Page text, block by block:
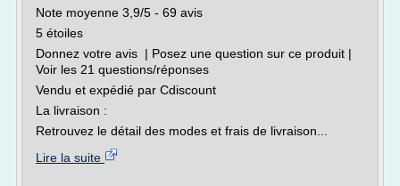
Note moyenne 3,9/5 - 69 avis
5 étoiles
Donnez votre avis | Posez une question sur ce produit |
Voir les 21 questions/réponses
Vendu et expédié par Cdiscount
La livraison :
Retrouvez le détail des modes et frais de livraison...
Lire la suite